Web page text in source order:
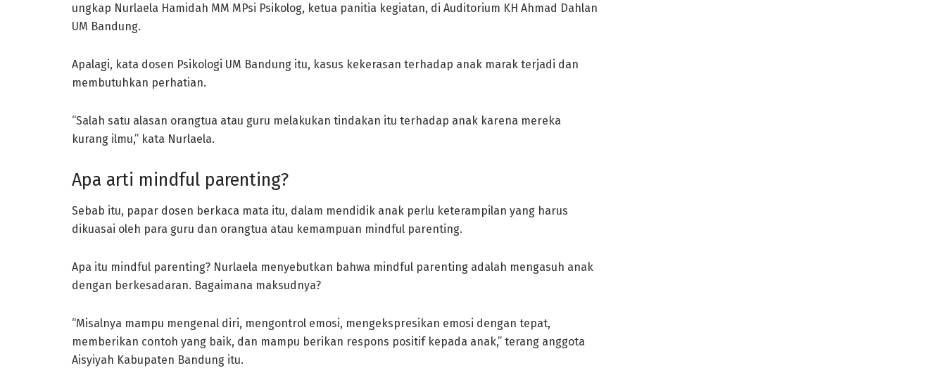
ungkap Nurlaela Hamidah MM MPsi Psikolog, ketua panitia kegiatan, di Auditorium KH Ahmad Dahlan
UM Bandung.
Apalagi, kata dosen Psikologi UM Bandung itu, kasus kekerasan terhadap anak marak terjadi dan
membutuhkan perhatian.
“Salah satu alasan orangtua atau guru melakukan tindakan itu terhadap anak karena mereka
kurang ilmu,” kata Nurlaela.
Apa arti mindful parenting?
Sebab itu, papar dosen berkaca mata itu, dalam mendidik anak perlu keterampilan yang harus
dikuasai oleh para guru dan orangtua atau kemampuan mindful parenting.
Apa itu mindful parenting? Nurlaela menyebutkan bahwa mindful parenting adalah mengasuh anak
dengan berkesadaran. Bagaimana maksudnya?
“Misalnya mampu mengenal diri, mengontrol emosi, mengekspresikan emosi dengan tepat,
memberikan contoh yang baik, dan mampu berikan respons positif kepada anak,” terang anggota
Aisyiyah Kabupaten Bandung itu.